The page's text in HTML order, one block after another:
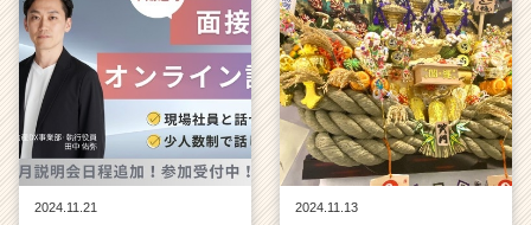
2024.11.21
2024.11.13